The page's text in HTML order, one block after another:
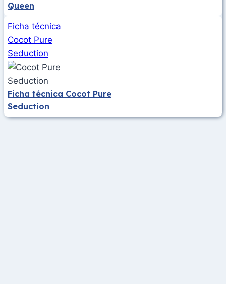
Queen
Ficha técnica
Cocot Pure
Seduction
Ficha técnica Cocot Pure
Seduction